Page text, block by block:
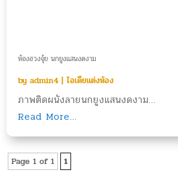
ห้องฮวงจุ้ย นกยูงแสนงดงาม
byadmin4 |ไอเดียแต่งห้อง
ภาพติดผนังลายนกยูงแสนงดงาม...
Read More...
Page 1 of 1 1